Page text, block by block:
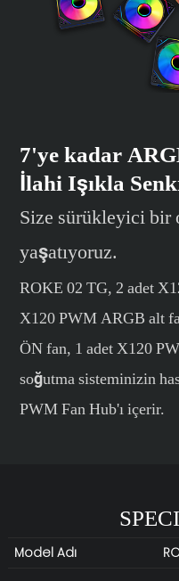
7'ye kadar
İlahi Işıkla
Size sürükleyici bir
yaşatıyoruz.
ROKE 02 TG, 2 adet
X120 PWM ARGB alt
ÖN fan, 1 adet X120
soğutma sisteminizin
PWM Fan Hub'ı içerir.
Model Adı